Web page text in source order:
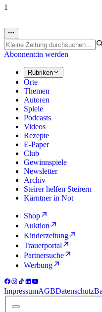
1
Abonnent:in werden
Rubriken
Orte
Themen
Autoren
Spiele
Podcasts
Videos
Rezepte
E-Paper
Club
Gewinnspiele
Newsletter
Archiv
Steirer helfen Steirern
Kärntner in Not
Shop
Auktion
Kinderzeitung
Trauerportal
Partnersuche
Werbung
ImpressumAGBDatenschutz